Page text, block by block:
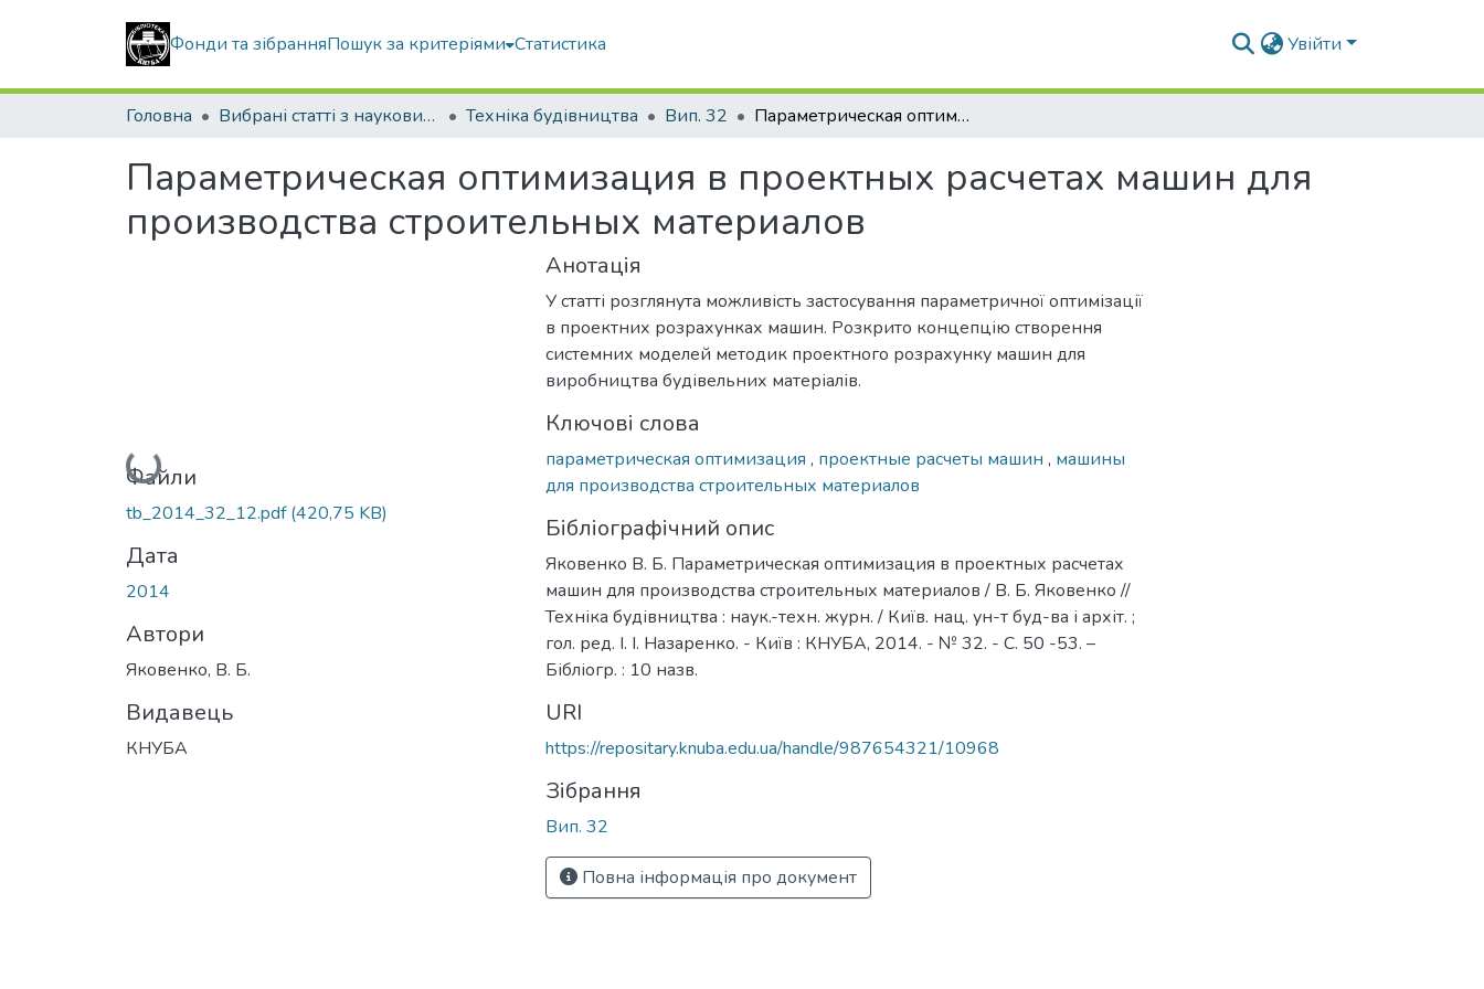
Фонди та зібранняПошук за критеріями Статистика Увійти
Головна Вибрані статті з наукових збірників КНУБА Техніка будівництва Вип. 32 Параметрическая оптимизация в проектных расчетах машин для производства строительных материалов
Параметрическая оптимизация в проектных расчетах машин для
производства строительных материалов
Вантажиться...
Файли
tb_2014_32_12.pdf(420,75 KB)
Дата
2014
Автори
Яковенко, В. Б.
Видавець
КНУБА
Анотація
У статті розглянута можливість застосування параметричної оптимізації
в проектних розрахунках машин. Розкрито концепцію створення
системних моделей методик проектного розрахунку машин для
виробництва будівельних матеріалів.
Ключові слова
параметрическая оптимизация , проектные расчеты машин , машины
для производства строительных материалов
Бібліографічний опис
Яковенко В. Б. Параметрическая оптимизация в проектных расчетах
машин для производства строительных материалов / В. Б. Яковенко //
Техніка будівництва : наук.-техн. журн. / Київ. нац. ун-т буд-ва і архіт. ;
гол. ред. І. І. Назаренко. - Київ : КНУБА, 2014. - № 32. - С. 50 -53. –
Бібліогр. : 10 назв.
URI
https://repositary.knuba.edu.ua/handle/987654321/10968
Зібрання
Вип. 32
Повна інформація про документ